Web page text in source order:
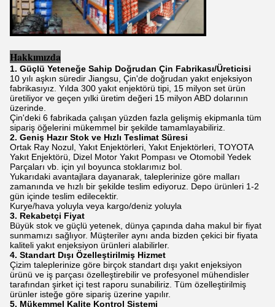
Hakkımızda
1. Güçlü Yeteneğe Sahip Doğrudan Çin Fabrikası/Üreticisi
10 yılı aşkın süredir Jiangsu, Çin'de doğrudan yakıt enjeksiyon
fabrikasıyız. Yılda 300 yakıt enjektörü tipi, 15 milyon set ürün
üretiliyor ve geçen yılki üretim değeri 15 milyon ABD dolarının
üzerinde.
Çin'deki 6 fabrikada çalışan yüzden fazla gelişmiş ekipmanla tüm
sipariş öğelerini mükemmel bir şekilde tamamlayabiliriz.
2. Geniş Hazır Stok ve Hızlı Teslimat Süresi
Ortak Ray Nozul, Yakıt Enjektörleri, Yakıt Enjektörleri, TOYOTA
Yakıt Enjektörü, Dizel Motor Yakıt Pompası ve Otomobil Yedek
Parçaları vb. için yıl boyunca stoklarımız bol.
Yukarıdaki avantajlara dayanarak, taleplerinize göre malları
zamanında ve hızlı bir şekilde teslim ediyoruz. Depo ürünleri 1-2
gün içinde teslim edilecektir.
Kurye/hava yoluyla veya kargo/deniz yoluyla
3. Rekabetçi Fiyat
Büyük stok ve güçlü yetenek, dünya çapında daha makul bir fiyat
sunmamızı sağlıyor. Müşteriler aynı anda bizden çekici bir fiyata
kaliteli yakıt enjeksiyon ürünleri alabilirler.
4. Standart Dışı Özelleştirilmiş Hizmet
Çizim taleplerinize göre birçok standart dışı yakıt enjeksiyon
ürünü ve iş parçası özelleştirebilir ve profesyonel mühendisler
tarafından şirket içi test raporu sunabiliriz. Tüm özelleştirilmiş
ürünler isteğe göre sipariş üzerine yapılır.
5. Mükemmel Kalite Kontrol Sistemi